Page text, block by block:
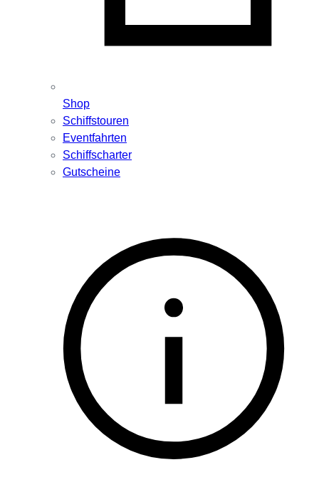
Shop
Schiffstouren
Eventfahrten
Schiffscharter
Gutscheine